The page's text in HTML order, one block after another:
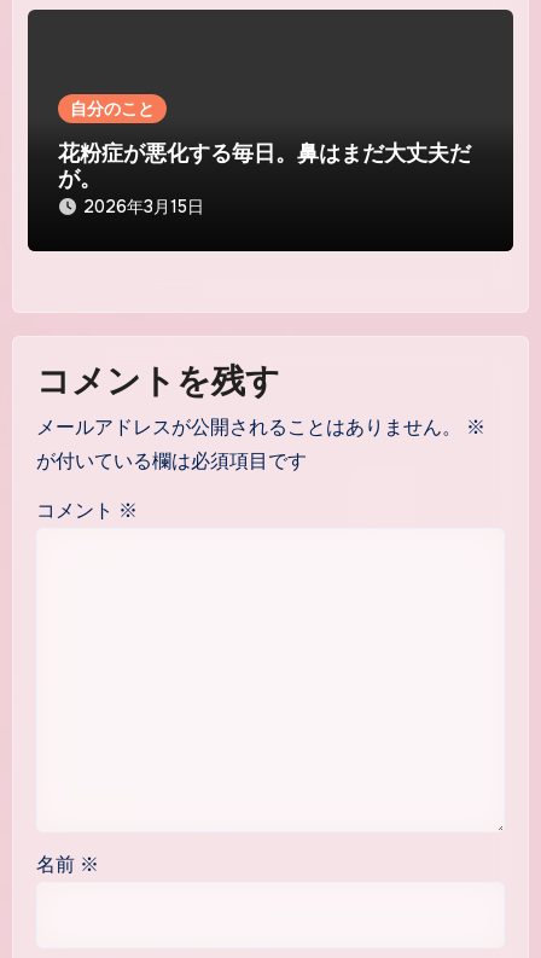
自分のこと
花粉症が悪化する毎日。鼻はまだ大丈夫だ
が。
2026年3月15日
コメントを残す
メールアドレスが公開されることはありません。
※
が付いている欄は必須項目です
コメント ※
名前 ※